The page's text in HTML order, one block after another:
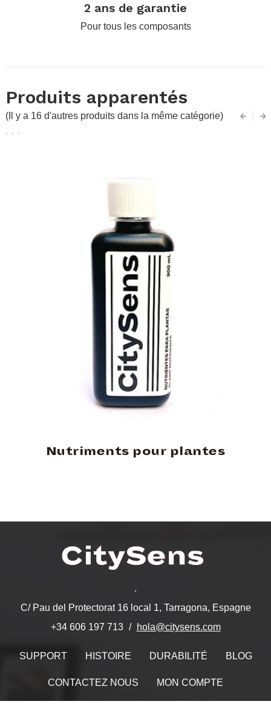
2 ans de garantie
Pour tous les composants
Produits apparentés
(Il y a 16 d'autres produits dans la même catégorie)
Nutriments pour plantes
.
C/ Pau del Protectorat 16 local 1, Tarragona, Espagne
+34 606 197 713
hola@citysens.com
SUPPORT HISTOIRE DURABILITÉ BLOG
CONTACTEZ NOUS MON COMPTE